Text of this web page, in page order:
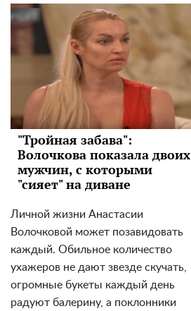
"Тройная забава":
Волочкова показала двоих
мужчин, с которыми
"сияет" на диване
Личной жизни Анастасии
Волочковой может позавидовать
каждый. Обильное количество
ухажеров не дают звезде скучать,
огромные букеты каждый день
радуют балерину, а поклонники